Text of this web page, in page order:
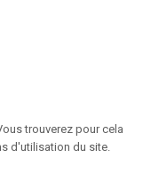
trouverez pour cela
d'utilisation du site.